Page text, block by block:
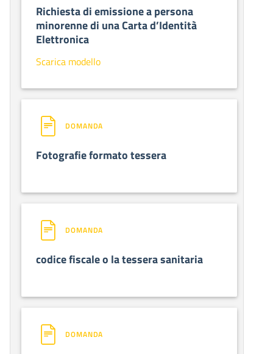
Richiesta di emissione a persona
minorenne di una Carta d’Identità
Elettronica
Scarica modello
DOMANDA
Fotografie formato tessera
DOMANDA
codice fiscale o la tessera sanitaria
DOMANDA